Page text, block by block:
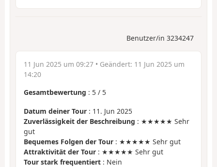
Benutzer/in 3234247
11 Jun 2025 um 09:27 • Geändert: 11 Jun 2025 um
14:20
Gesamtbewertung : 5 / 5
Datum deiner Tour : 11. Jun 2025
Zuverlässigkeit der Beschreibung : ★★★★★ Sehr
gut
Bequemes Folgen der Tour : ★★★★★ Sehr gut
Attraktivität der Tour : ★★★★★ Sehr gut
Tour stark frequentiert : Nein